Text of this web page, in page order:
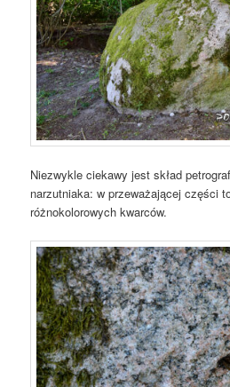
Niezwykle ciekawy jest skład
narzutniaka: w przeważającej części
różnokolorowych kwarców.